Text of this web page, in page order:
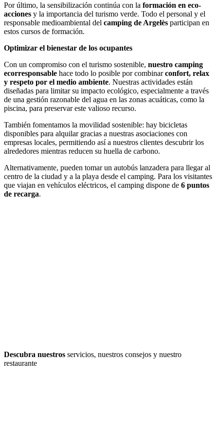
Por último, la sensibilización continúa con la formación en eco-
acciones y la importancia del turismo verde. Todo el personal y el
responsable medioambiental del camping de Argelès participan en
estos cursos de formación.
Optimizar el bienestar de los ocupantes
Con un compromiso con el turismo sostenible, nuestro camping
ecorresponsable hace todo lo posible por combinarconfort, relax
y respeto por el medio ambiente. Nuestras actividades están
diseñadas para limitar su impacto ecológico, especialmente a través
de una gestión razonable del agua en las zonas acuáticas, como la
piscina, para preservar este valioso recurso.
También fomentamos la movilidad sostenible: hay bicicletas
disponibles para alquilar gracias a nuestras asociaciones con
empresas locales, permitiendo así a nuestros clientes descubrir los
alrededores mientras reducen su huella de carbono.
Alternativamente, pueden tomar un autobús lanzadera para llegar al
centro de la ciudad y a la playa desde el camping. Para los visitantes
que viajan en vehículos eléctricos, el camping dispone de 6 puntos
de recarga.
Descubra nuestros servicios, nuestros consejos y nuestro
restaurante